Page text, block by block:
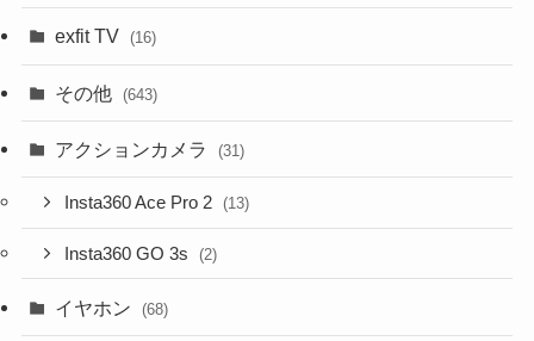
exfit TV (16)
その他 (643)
アクションカメラ (31)
Insta360 Ace Pro 2 (13)
Insta360 GO 3s (2)
イヤホン (68)